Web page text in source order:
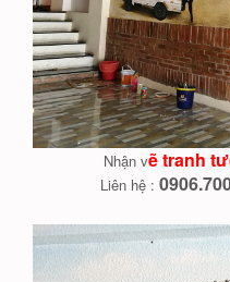
Nhận vẽ tranh
Liên hệ :